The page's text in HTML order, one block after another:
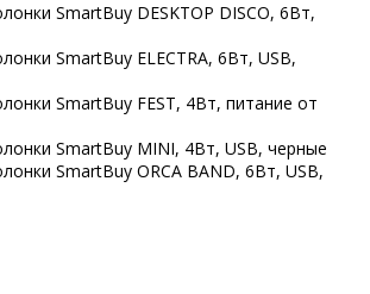
SmartBuy DESKTOP DISCO, 6Вт,
SmartBuy ELECTRA, 6Вт, USB,
SmartBuy FEST, 4Вт, питание от
SmartBuy MINI, 4Вт, USB, черные
SmartBuy ORCA BAND, 6Вт, USB,